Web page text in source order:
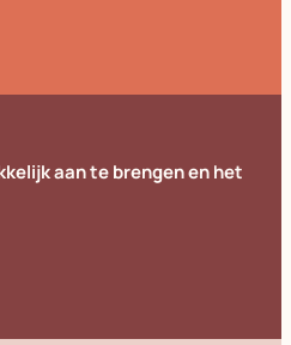
aan te brengen en het